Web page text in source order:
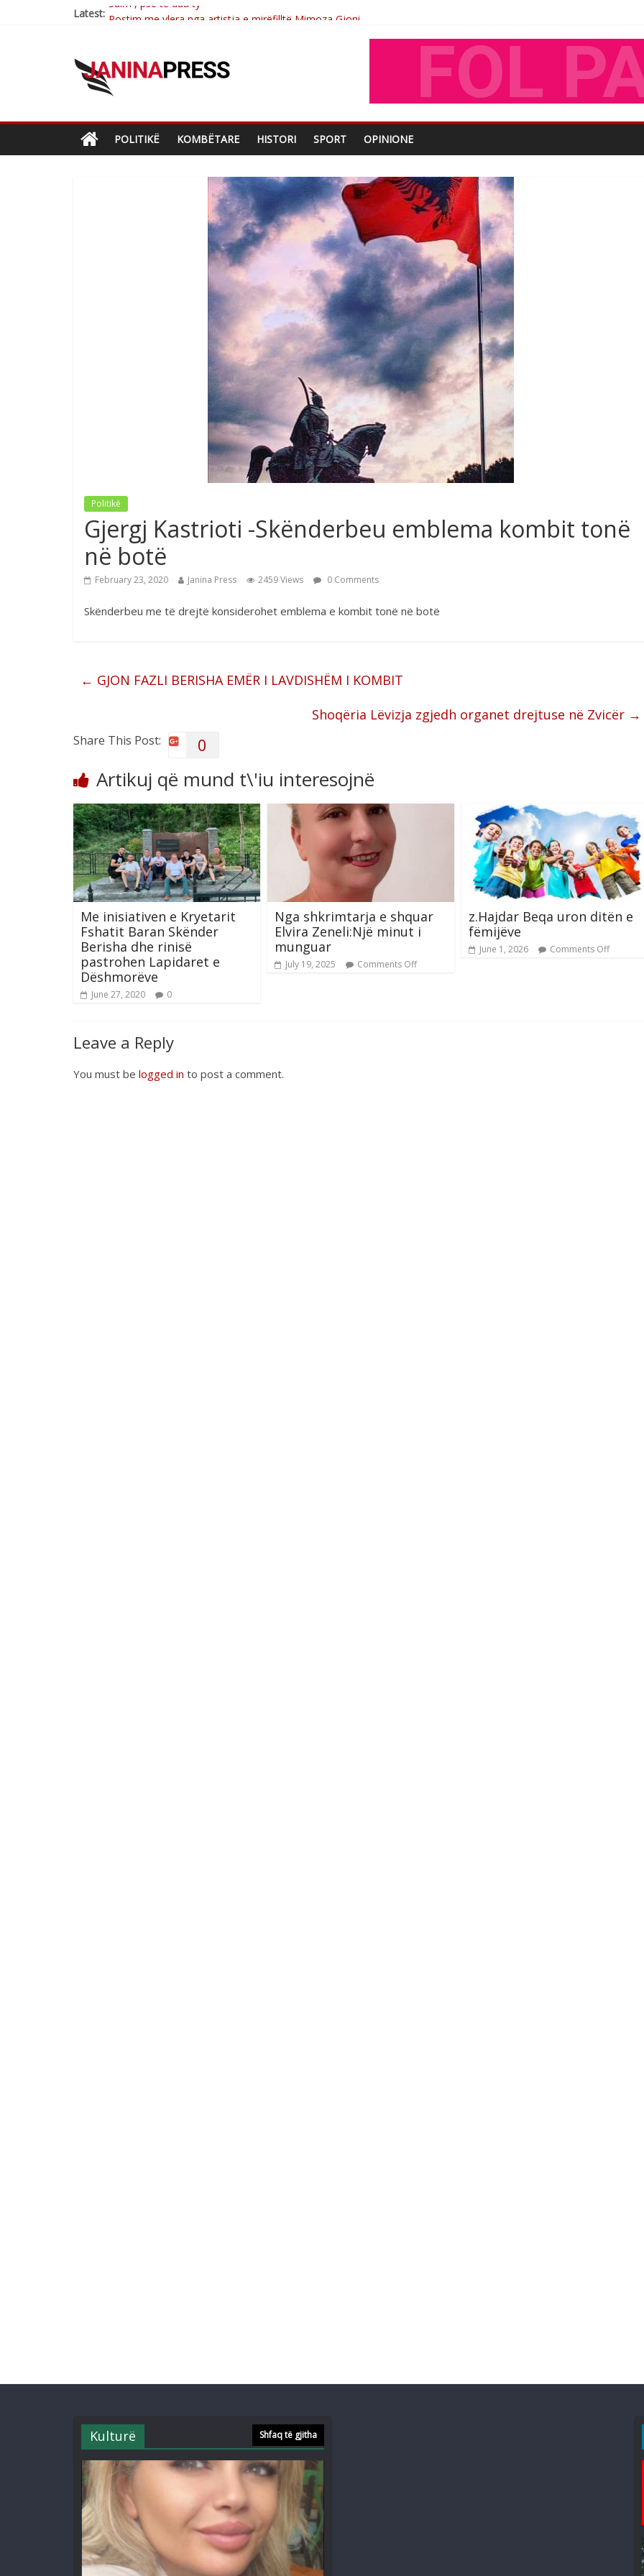
Latest: Postim me vlera nga artistja e mirëfilltë Mimoza Gjoni
Brahim Çekaj njē veprimtar i respektuar i çeshtjës kombëtare
Sulm , pse të dua ty
POLITIKË KOMBËTARE HISTORI SPORT OPINIONE
Politikë
Gjergj Kastrioti -Skënderbeu emblema kombit tonë
në botë
February 23, 2020 Janina Press 2459 Views 0 Comments
Skënderbeu me të drejtë konsiderohet emblema e kombit tonë në botë
← GJON FAZLI BERISHA EMËR I LAVDISHËM I KOMBIT
Shoqëria Lëvizja zgjedh organet drejtuse në Zvicër →
Share This Post: 0
Artikuj që mund t\'iu interesojnë
Me inisiativen e Kryetarit
Fshatit Baran Skënder
Berisha dhe rinisë
pastrohen Lapidaret e
Dëshmorëve
June 27, 2020 0
Nga shkrimtarja e shquar
Elvira Zeneli:Një minut i
munguar
July 19, 2025 Comments Off
z.Hajdar Beqa uron ditën e
fëmijëve
June 1, 2026 Comments Off
Leave a Reply
You must be logged in to post a comment.
Kulturë Shfaq të gjitha